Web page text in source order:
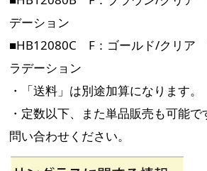
デーション
■HB12080C F：ゴールド/クリア
ラデーション
・「送料」は別途加算になります。
・定数以下、また単品販売も可能
問い合わせください。